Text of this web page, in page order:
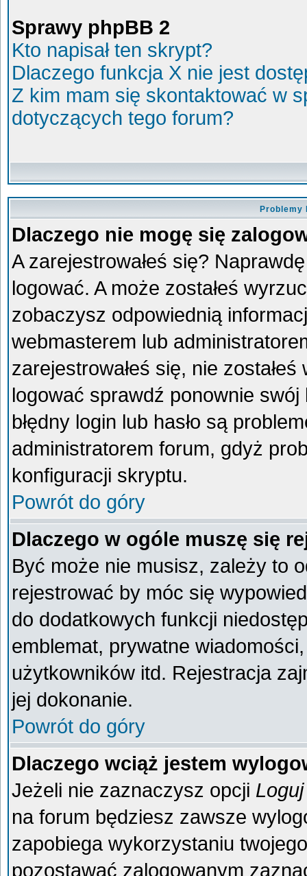
Sprawy phpBB 2
Kto napisał ten skrypt?
Dlaczego funkcja X nie jest
Z kim mam się skontaktować w
dotyczących tego forum?
Problemy
Dlaczego nie mogę się
A zarejestrowałeś się?
logować. A może zostałeś
zobaczysz odpowiednią
webmasterem lub
zarejestrowałeś się, nie
logować sprawdź ponownie swój
błędny login lub hasło są
administratorem forum, gdyż
konfiguracji skryptu.
Powrót do góry
Dlaczego w ogóle muszę się
Być może nie musisz, zależy to
rejestrować by móc się
do dodatkowych funkcji
emblemat, prywatne
użytkowników itd. Rejestracja
jej dokonanie.
Powrót do góry
Dlaczego wciąż jestem
Jeżeli nie zaznaczysz opcji
na forum będziesz zawsze
zapobiega wykorzystaniu
pozostawać zalogowanym